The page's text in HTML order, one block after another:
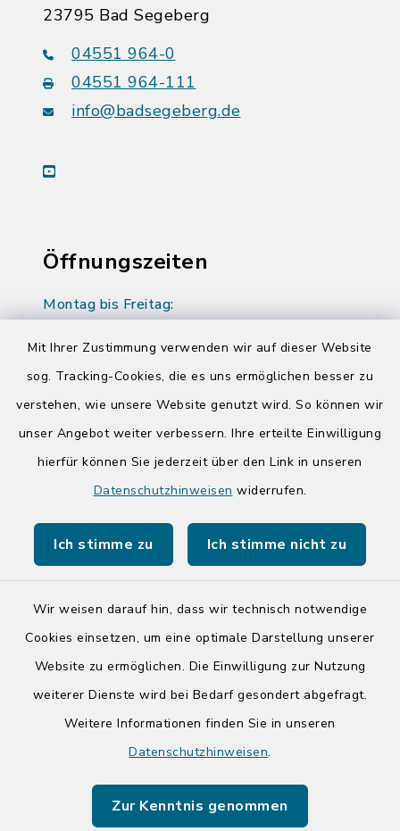
Mit Ihrer Zustimmung verwenden wir auf dieser Website
sog. Tracking-Cookies, die es uns ermöglichen besser zu
verstehen, wie unsere Website genutzt wird. So können wir
unser Angebot weiter verbessern. Ihre erteilte Einwilligung
hierfür können Sie jederzeit über den Link in unseren
Datenschutzhinweisen widerrufen.
Ich stimme zu Ich stimme nicht zu
Wir weisen darauf hin, dass wir technisch notwendige
Cookies einsetzen, um eine optimale Darstellung unserer
Website zu ermöglichen. Die Einwilligung zur Nutzung
weiterer Dienste wird bei Bedarf gesondert abgefragt.
Weitere Informationen finden Sie in unseren
Datenschutzhinweisen.
Zur Kenntnis genommen
23795 Bad Segeberg
04551 964-0
04551 964-111
info@badsegeberg.de
youtube
Öffnungszeiten
Montag bis Freitag:
Donnerstag zusätzlich:
14:00-17:00 Uhr
Quicklinks
Tourist-Info der Stadt Bad Segeberg
Barrierefreiheit
Impressum